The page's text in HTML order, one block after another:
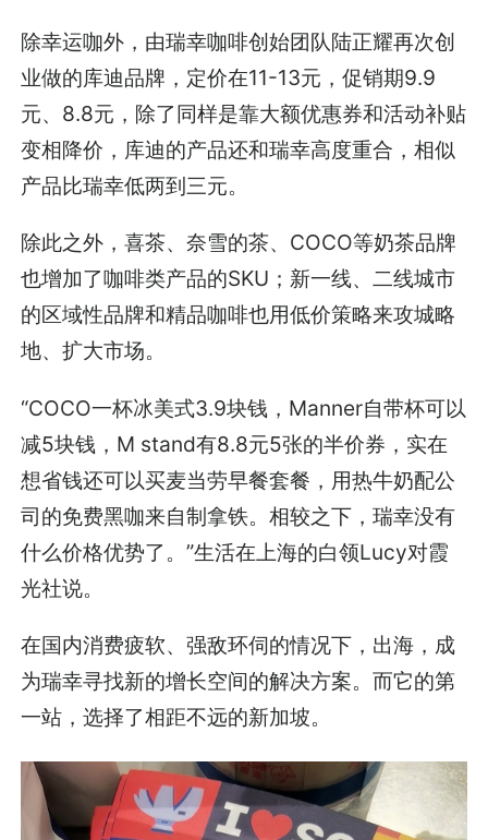
除幸运咖外，由瑞幸咖啡创始团队陆正耀再次创
业做的库迪品牌，定价在11-13元，促销期9.9
元、8.8元，除了同样是靠大额优惠券和活动补贴
变相降价，库迪的产品还和瑞幸高度重合，相似
产品比瑞幸低两到三元。
除此之外，喜茶、奈雪的茶、COCO等奶茶品牌
也增加了咖啡类产品的SKU；新一线、二线城市
的区域性品牌和精品咖啡也用低价策略来攻城略
地、扩大市场。
“COCO一杯冰美式3.9块钱，Manner自带杯可以
减5块钱，M stand有8.8元5张的半价券，实在
想省钱还可以买麦当劳早餐套餐，用热牛奶配公
司的免费黑咖来自制拿铁。相较之下，瑞幸没有
什么价格优势了。”生活在上海的白领Lucy对霞
光社说。
在国内消费疲软、强敌环伺的情况下，出海，成
为瑞幸寻找新的增长空间的解决方案。而它的第
一站，选择了相距不远的新加坡。